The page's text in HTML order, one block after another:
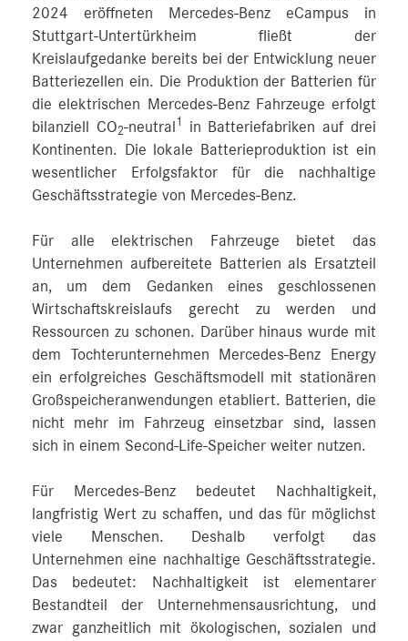
2024 eröffneten Mercedes-Benz eCampus in
Stuttgart-Untertürkheim fließt der
Kreislaufgedanke bereits bei der Entwicklung neuer
Batteriezellen ein. Die Produktion der Batterien für
die elektrischen Mercedes-Benz Fahrzeuge erfolgt
bilanziell CO2-neutral 1
in Batteriefabriken auf drei
Kontinenten. Die lokale Batterieproduktion ist ein
wesentlicher Erfolgsfaktor für die nachhaltige
Geschäftsstrategie von Mercedes-Benz.
Für alle elektrischen Fahrzeuge bietet das
Unternehmen aufbereitete Batterien als Ersatzteil
an, um dem Gedanken eines geschlossenen
Wirtschaftskreislaufs gerecht zu werden und
Ressourcen zu schonen. Darüber hinaus wurde mit
dem Tochterunternehmen Mercedes-Benz Energy
ein erfolgreiches Geschäftsmodell mit stationären
Großspeicheranwendungen etabliert. Batterien, die
nicht mehr im Fahrzeug einsetzbar sind, lassen
sich in einem Second-Life-Speicher weiter nutzen.
Für Mercedes-Benz bedeutet Nachhaltigkeit,
langfristig Wert zu schaffen, und das für möglichst
viele Menschen. Deshalb verfolgt das
Unternehmen eine nachhaltige Geschäftsstrategie.
Das bedeutet: Nachhaltigkeit ist elementarer
Bestandteil der Unternehmensausrichtung, und
zwar ganzheitlich mit ökologischen, sozialen und